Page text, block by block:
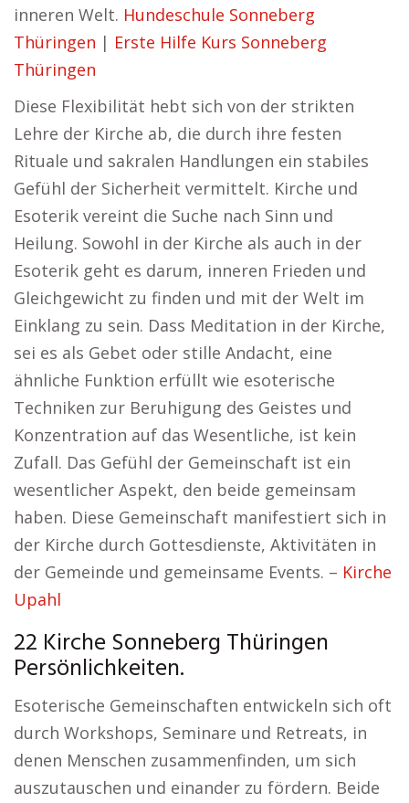
inneren Welt. Hundeschule Sonneberg
Thüringen | Erste Hilfe Kurs Sonneberg
Thüringen
Diese Flexibilität hebt sich von der strikten
Lehre der Kirche ab, die durch ihre festen
Rituale und sakralen Handlungen ein stabiles
Gefühl der Sicherheit vermittelt. Kirche und
Esoterik vereint die Suche nach Sinn und
Heilung. Sowohl in der Kirche als auch in der
Esoterik geht es darum, inneren Frieden und
Gleichgewicht zu finden und mit der Welt im
Einklang zu sein. Dass Meditation in der Kirche,
sei es als Gebet oder stille Andacht, eine
ähnliche Funktion erfüllt wie esoterische
Techniken zur Beruhigung des Geistes und
Konzentration auf das Wesentliche, ist kein
Zufall. Das Gefühl der Gemeinschaft ist ein
wesentlicher Aspekt, den beide gemeinsam
haben. Diese Gemeinschaft manifestiert sich in
der Kirche durch Gottesdienste, Aktivitäten in
der Gemeinde und gemeinsame Events. – Kirche
Upahl
22 Kirche Sonneberg Thüringen
Persönlichkeiten.
Esoterische Gemeinschaften entwickeln sich oft
durch Workshops, Seminare und Retreats, in
denen Menschen zusammenfinden, um sich
auszutauschen und einander zu fördern. Beide